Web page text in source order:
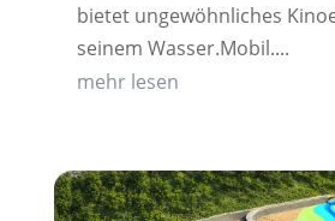
bietet ungewöhnliches
seinem Wasser.Mobil....
mehr lesen